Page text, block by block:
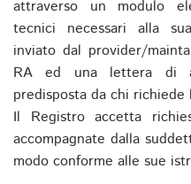
attraverso un modulo
tecnici necessari alla
inviato dal provider/
RA ed una lettera di
predisposta da chi
Il Registro accetta
accompagnate dalla
modo conforme alle sue